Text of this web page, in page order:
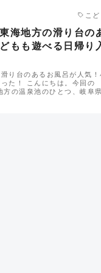
こど
海地方の滑り台の
もも遊べる日帰り
り台のあるお風呂が人気！
た！ こんにちは。今回の
の温泉池のひとつ、岐阜県